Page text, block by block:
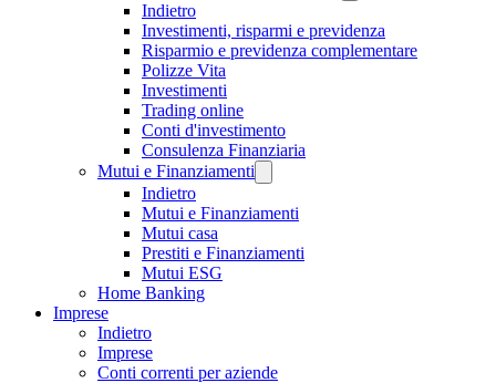
Indietro
Investimenti, risparmi e previdenza
Risparmio e previdenza complementare
Polizze Vita
Investimenti
Trading online
Conti d'investimento
Consulenza Finanziaria
Mutui e Finanziamenti
Indietro
Mutui e Finanziamenti
Mutui casa
Prestiti e Finanziamenti
Mutui ESG
Home Banking
Imprese
Indietro
Imprese
Conti correnti per aziende